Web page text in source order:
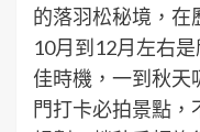
的落羽松秘境，在
10月到12月左右
佳時機，一到秋天
門打卡必拍景點